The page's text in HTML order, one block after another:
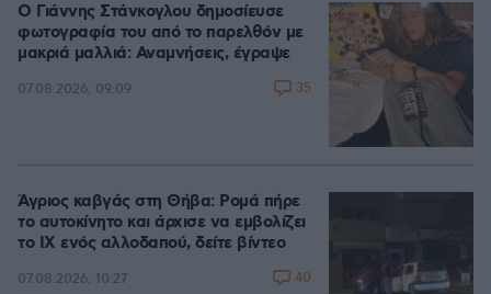
Ο Γιάννης Στάνκογλου δημοσίευσε
φωτογραφία του από το παρελθόν με
μακριά μαλλιά: Αναμνήσεις, έγραψε
07.08.2026, 09:09 35
Άγριος καβγάς στη Θήβα: Ρομά πήρε
το αυτοκίνητο και άρχισε να εμβολίζει
το ΙΧ ενός αλλοδαπού, δείτε βίντεο
07.08.2026, 10:27 40